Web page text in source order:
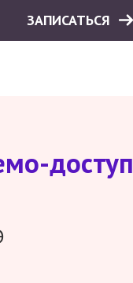
ЗАПИСАТЬСЯ
доступ